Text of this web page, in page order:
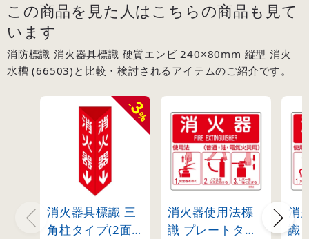
この商品を見た人はこちらの商品も見て
います
消防標識 消火器具標識 硬質エンビ 240×80mm 縦型 消火
水槽 (66503)と比較・検討されるアイテムのご紹介です。
-
3
%
消火器具標識 三
角柱タイプ(2面
消火器使用法標
識 プレートタイ
消
識